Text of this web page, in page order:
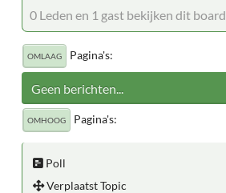
0 Leden en 1 gast bekijken dit board.
OMLAAG Pagina's
Geen berichten...
OMHOOG Pagina's
Poll
Verplaatst Topic